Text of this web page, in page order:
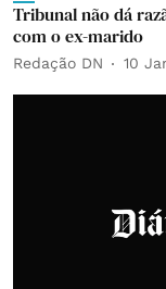
Tribunal não dá
com o ex-marido
Redação DN 10